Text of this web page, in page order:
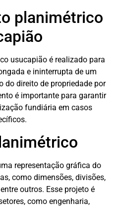
planimétrico
usucapião é realizado para
e ininterrupta de um
do direito de propriedade por
é importante para garantir
fundiária em casos
representação gráfica do
como dimensões, divisões,
outros. Esse projeto é
como engenharia,